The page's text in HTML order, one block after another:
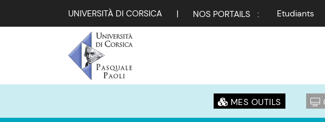
UNIVERSITÀ DI CORSICA | NOS PORTAILS : Etudiants
MES OUTILS